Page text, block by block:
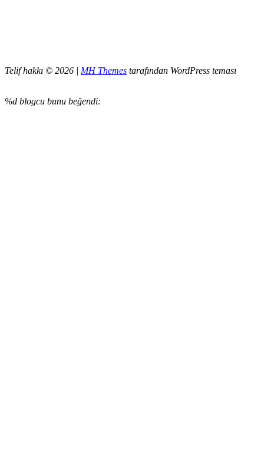
Telif hakkı © 2026 | MH Themes tarafından WordPress teması
%d blogcu bunu beğendi: